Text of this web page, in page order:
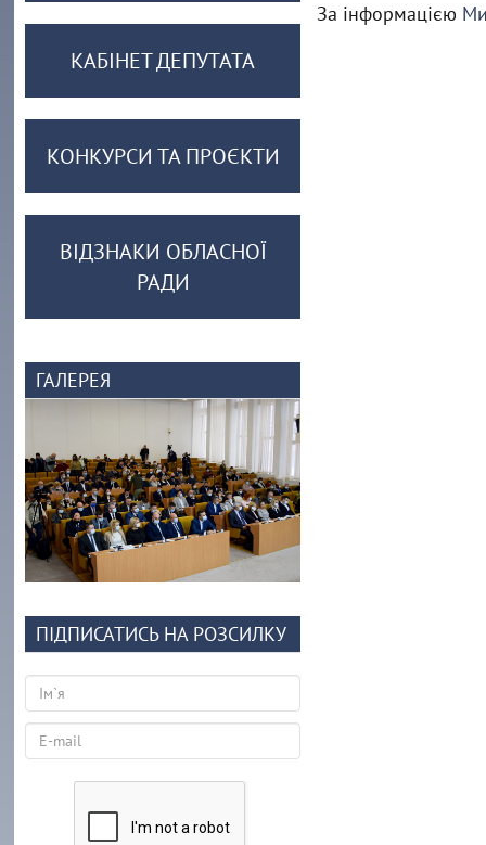
За інформацією
КАБІНЕТ ДЕПУТАТА
КОНКУРСИ ТА ПРОЄКТИ
ВІДЗНАКИ ОБЛАСНОЇ
РАДИ
ГАЛЕРЕЯ
ПІДПИСАТИСЬ НА РОЗСИЛКУ